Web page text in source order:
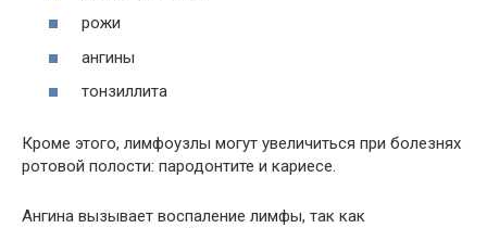
рожи
ангины
тонзиллита
Кроме этого, лимфоузлы могут увеличиться при болезнях
ротовой полости: пародонтите и кариесе.
Ангина вызывает воспаление лимфы, так как